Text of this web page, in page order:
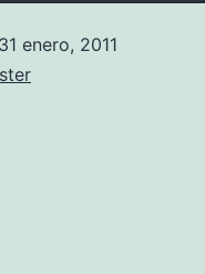
31 enero, 2011